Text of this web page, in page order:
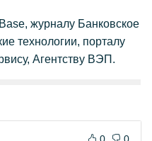
журналу Банковское
технологии, порталу
Агентству ВЭП.